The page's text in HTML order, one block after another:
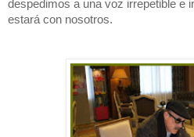
despedimos a una voz irrepetible e
estará con nosotros.